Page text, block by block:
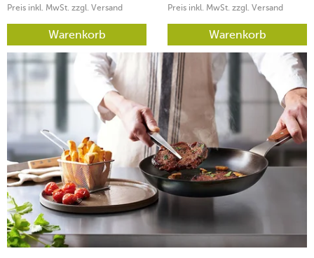
Preis inkl. MwSt. zzgl. Versand
Warenkorb
Preis inkl. MwSt. zzgl. Versand
Warenkorb